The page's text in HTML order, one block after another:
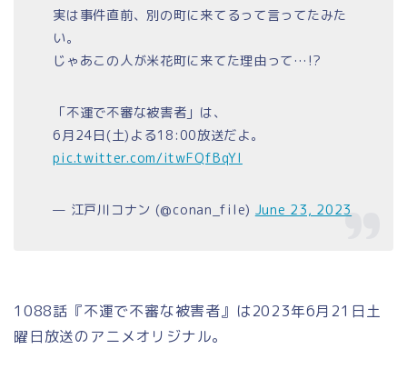
実は事件直前、別の町に来てるって言ってたみた
い。
じゃあこの人が米花町に来てた理由って…!?
「不運で不審な被害者」は、
6月24日(土)よる18:00放送だよ。
pic.twitter.com/itwFQfBqYl
— 江戸川コナン (@conan_file) June 23, 2023
1088話『不運で不審な被害者』は2023年6月21日土
曜日放送のアニメオリジナル。